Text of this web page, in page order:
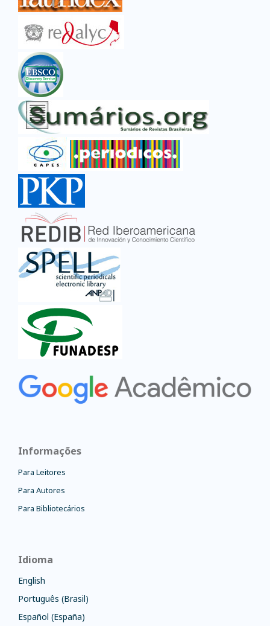
Informações
Para Leitores
Para Autores
Para Bibliotecários
Idioma
English
Português (Brasil)
Español (España)